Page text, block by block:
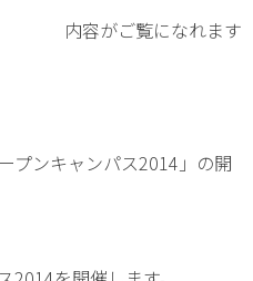
内容がご覧になれます
ャンパス2014」の開